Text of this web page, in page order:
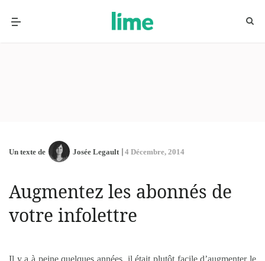
Un texte de Josée Legault 4 Décembre, 2014
Augmentez les abonnés de
votre infolettre
Il y a à peine quelques années, il était plutôt facile d’augmenter le